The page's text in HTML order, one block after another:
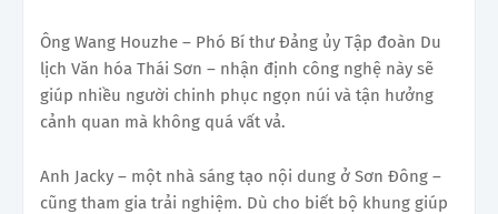
Ông Wang Houzhe – Phó Bí thư Đảng ủy Tập đoàn Du
lịch Văn hóa Thái Sơn – nhận định công nghệ này sẽ
giúp nhiều người chinh phục ngọn núi và tận hưởng
cảnh quan mà không quá vất vả.
Anh Jacky – một nhà sáng tạo nội dung ở Sơn Đông –
cũng tham gia trải nghiệm. Dù cho biết bộ khung giúp